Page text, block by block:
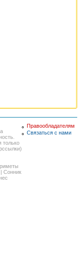
только
| Сонник
Правообладателям
Связаться с нами